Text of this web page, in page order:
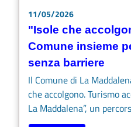
11/05/2026
"Isole che
Comune insieme
senza barriere
Il Comune di La
che accolgono. Turismo
La Maddalena”, un